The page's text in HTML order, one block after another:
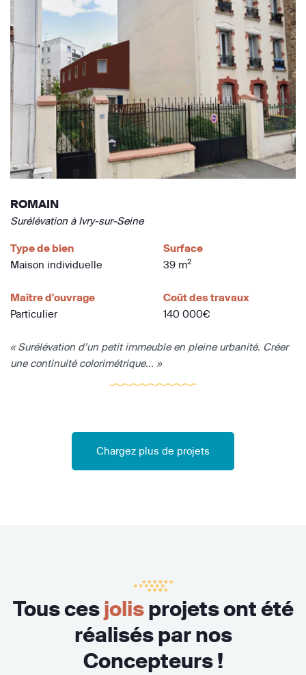
ROMAIN
Surélévation à Ivry-sur-Seine
Type de bien
Maison individuelle
Surface
39 m2
Maître d'ouvrage
Particulier
Coût des travaux
140 000€
« Surélévation d’un petit immeuble en pleine urbanité. Créer
une continuité colorimétrique... »
Chargez plus de projets
Tous cesjolisprojets ont été
réalisés par nos
Concepteurs !